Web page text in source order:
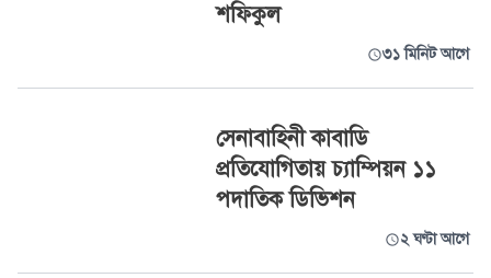
শফিকুল
৩১ মিনিট আগে
সেনাবাহিনী কাবাডি
প্রতিযোগিতায় চ্যাম্পিয়ন ১১
পদাতিক ডিভিশন
২ ঘণ্টা আগে